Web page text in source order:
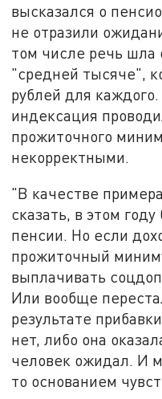
высказался о
не отразили
том числе речь шла
"средней тысяче",
рублей для
индексация
прожиточного
некорректными.
"В качестве
сказать, в этом
пенсии. Но если
прожиточный
выплачивать
Или вообще
результате
нет, либо она
человек ожидал. И
то основанием